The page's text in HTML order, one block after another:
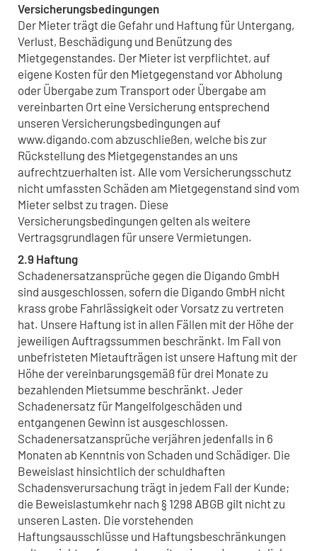
Versicherungsbedingungen
Der Mieter trägt die Gefahr und Haftung für Untergang,
Verlust, Beschädigung und Benützung des
Mietgegenstandes. Der Mieter ist verpflichtet, auf
eigene Kosten für den Mietgegenstand vor Abholung
oder Übergabe zum Transport oder Übergabe am
vereinbarten Ort eine Versicherung entsprechend
unseren Versicherungsbedingungen auf
www.digando.com abzuschließen, welche bis zur
Rückstellung des Mietgegenstandes an uns
aufrechtzuerhalten ist. Alle vom Versicherungsschutz
nicht umfassten Schäden am Mietgegenstand sind vom
Mieter selbst zu tragen. Diese
Versicherungsbedingungen gelten als weitere
Vertragsgrundlagen für unsere Vermietungen.
2.9 Haftung
Schadenersatzansprüche gegen die Digando GmbH
sind ausgeschlossen, sofern die Digando GmbH nicht
krass grobe Fahrlässigkeit oder Vorsatz zu vertreten
hat. Unsere Haftung ist in allen Fällen mit der Höhe der
jeweiligen Auftragssummen beschränkt. Im Fall von
unbefristeten Mietaufträgen ist unsere Haftung mit der
Höhe der vereinbarungsgemäß für drei Monate zu
bezahlenden Mietsumme beschränkt. Jeder
Schadenersatz für Mangelfolgeschäden und
entgangenen Gewinn ist ausgeschlossen.
Schadenersatzansprüche verjähren jedenfalls in 6
Monaten ab Kenntnis von Schaden und Schädiger. Die
Beweislast hinsichtlich der schuldhaften
Schadensverursachung trägt in jedem Fall der Kunde;
die Beweislastumkehr nach § 1298 ABGB gilt nicht zu
unseren Lasten. Die vorstehenden
Haftungsausschlüsse und Haftungsbeschränkungen